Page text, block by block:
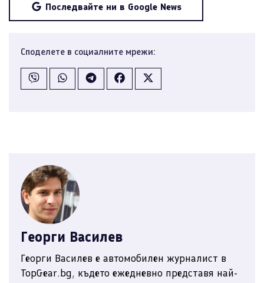
Последвайте ни в Google News
Споделете в социалните мрежи:
Георги Василев
Георги Василев е автомобилен журналист в
TopGear.bg, където ежедневно представя най-